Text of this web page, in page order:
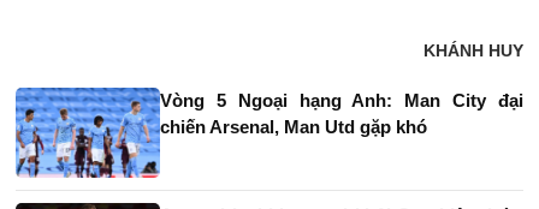
KHÁNH HUY
Vòng 5 Ngoại hạng Anh: Man City đại
chiến Arsenal, Man Utd gặp khó